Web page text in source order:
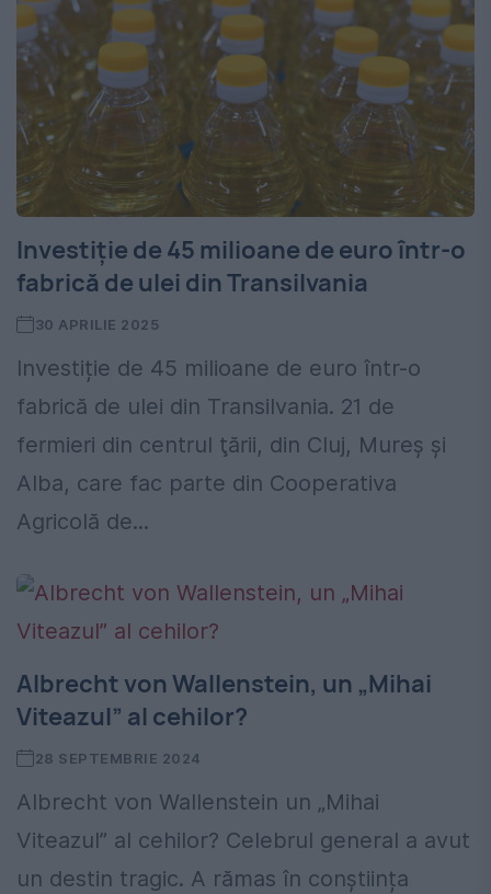
Investiție de 45 milioane de euro într-o
fabrică de ulei din Transilvania
30 APRILIE 2025
Investiție de 45 milioane de euro într-o
fabrică de ulei din Transilvania. 21 de
fermieri din centrul ţării, din Cluj, Mureş şi
Alba, care fac parte din Cooperativa
Agricolă de...
Albrecht von Wallenstein, un „Mihai
Viteazul” al cehilor?
28 SEPTEMBRIE 2024
Albrecht von Wallenstein un „Mihai
Viteazul” al cehilor? Celebrul general a avut
un destin tragic. A rămas în conștiința